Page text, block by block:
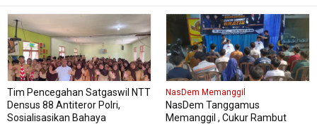
Tim Pencegahan Satgaswil NTT
Densus 88 Antiteror Polri,
Sosialisasikan Bahaya
NasDem Memanggil
NasDem Tanggamus
Memanggil , Cukur Rambut